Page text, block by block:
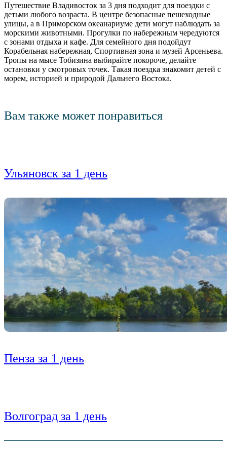
Путешествие Владивосток за 3 дня подходит для поездки с
детьми любого возраста. В центре безопасные пешеходные
улицы, а в Приморском океанариуме дети могут наблюдать за
морскими животными. Прогулки по набережным чередуются
с зонами отдыха и кафе. Для семейного дня подойдут
Корабельная набережная, Спортивная зона и музей Арсеньева.
Тропы на мысе Тобизина выбирайте покороче, делайте
остановки у смотровых точек. Такая поездка знакомит детей с
морем, историей и природой Дальнего Востока.
Вам также может понравиться
Ульяновск за 1 день
Пенза за 1 день
Волгоград за 1 день